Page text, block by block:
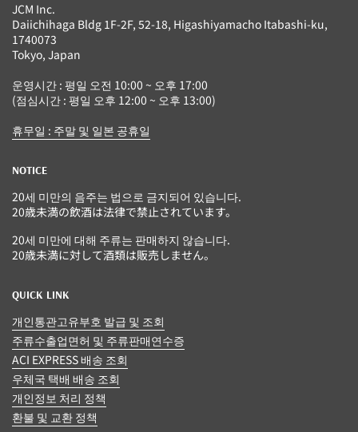
JCM Inc.
Daiichihaga Bldg 1F-2F, 52-18, Higashiyamacho Itabashi-ku,
1740073
Tokyo, Japan
운영시간 : 평일 오전 10:00 ~ 오후 17:00
(점심시간 : 평일 오후 12:00 ~ 오후 13:00)
휴무일 : 주말 및 일본 공휴일
NOTICE
20세 미만의 음주는 법으로 금지되어 있습니다.
20歳未満の飲酒は法律で禁止されています。
20세 미만에 대해 주류는 판매하지 않습니다.
20歳未満に対して酒類は販売しません。
QUICK LINK
개인통관고유부호 발급 및 조회
주류수출업면허 및 주류판매연수증
ACI EXPRESS 배송 조회
우체국 택배 배송 조회
개인정보 처리 정책
환불 및 교환 정책